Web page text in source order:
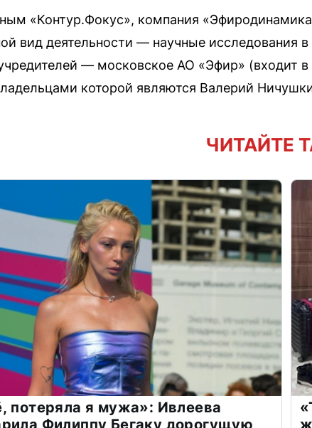
«Контур.Фокус», компания
вид деятельности — научные исследования
— московское АО «Эфир» (входит
которой являются Валерий
ЧИТАЙТЕ
потеряла я мужа»: Ивлеева